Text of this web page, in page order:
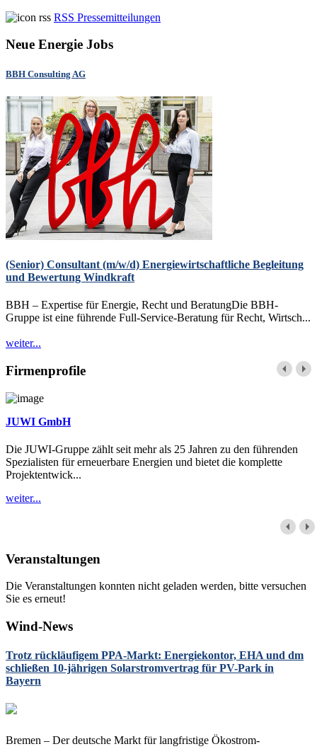
RSS Pressemitteilungen
Neue Energie Jobs
BBH Consulting AG
(Senior) Consultant (m/w/d) Energiewirtschaftliche Begleitung
und Bewertung Windkraft
BBH – Expertise für Energie, Recht und BeratungDie BBH-
Gruppe ist eine führende Full-Service-Beratung für Recht, Wirtsch...
weiter...
Firmenprofile
JUWI GmbH
Die JUWI-Gruppe zählt seit mehr als 25 Jahren zu den führenden
Spezialisten für erneuerbare Energien und bietet die komplette
Projektentwick...
weiter...
Veranstaltungen
Die Veranstaltungen konnten nicht geladen werden, bitte versuchen
Sie es erneut!
Wind-News
Trotz rückläufigem PPA-Markt: Energiekontor, EHA und dm
schließen 10-jährigen Solarstromvertrag für PV-Park in
Bayern
Bremen – Der deutsche Markt für langfristige Ökostrom-